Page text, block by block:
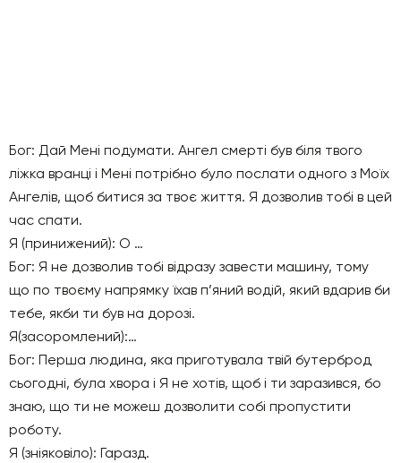
Бог: Дай Мені подумати. Ангел смерті був біля твого
ліжка вранці і Мені потрібно було послати одного з Моїх
Ангелів, щоб битися за твоє життя. Я дозволив тобі в цей
час спати.
Я (принижений): O …
Бог: Я не дозволив тобі відразу завести машину, тому
що по твоєму напрямку їхав п’яний водій, який вдарив би
тебе, якби ти був на дорозі.
Я(засоромлений):…
Бог: Перша людина, яка приготувала твій бутерброд
сьогодні, була хвора і Я не хотів, щоб і ти заразився, бо
знаю, що ти не можеш дозволити собі пропустити
роботу.
Я (зніяковіло): Гаразд.